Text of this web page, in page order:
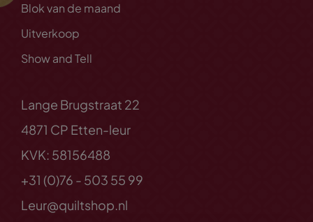
Blok van de maand
Uitverkoop
Show and Tell
Lange Brugstraat 22
4871 CP Etten-leur
KVK: 58156488
+31 (0)76 - 503 55 99
Leur@quiltshop.nl